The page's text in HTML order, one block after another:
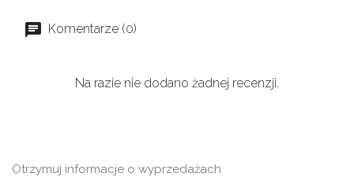
Komentarze (0)
Na razie nie dodano żadnej recenzji.
Otrzymuj informacje o wyprzedażach